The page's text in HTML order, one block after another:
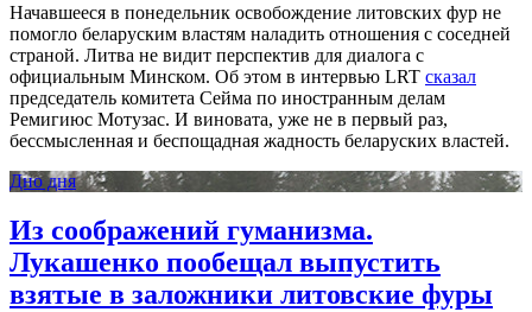
Начавшееся в понедельник освобождение литовских фур не
помогло беларуским властям наладить отношения с соседней
страной. Литва не видит перспектив для диалога с
официальным Минском. Об этом в интервью LRT сказал
председатель комитета Сейма по иностранным делам
Ремигиюс Мотузас. И виновата, уже не в первый раз,
бессмысленная и беспощадная жадность беларуских властей.
Дно дня
Из соображений гуманизма.
Лукашенко пообещал выпустить
взятые в заложники литовские фуры